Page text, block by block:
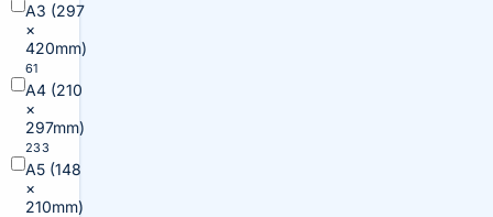
A3 (297
×
420mm)
61
A4 (210
×
297mm)
233
A5 (148
×
210mm)